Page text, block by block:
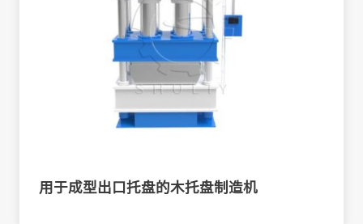
用于成型出口托盘的木托盘制造机